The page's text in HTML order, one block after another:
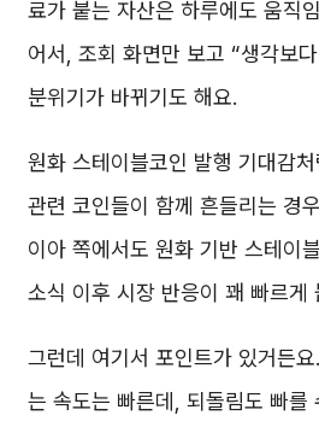
료가 붙는 자산은 하루에도 움직
어서, 조회 화면만 보고 “생각보
분위기가 바뀌기도 해요.
원화 스테이블코인 발행 기대감
관련 코인들이 함께 흔들리는 경
이아 쪽에서도 원화 기반 스테이
소식 이후 시장 반응이 꽤 빠르게
그런데 여기서 포인트가 있거든
는 속도는 빠른데, 되돌림도 빠를